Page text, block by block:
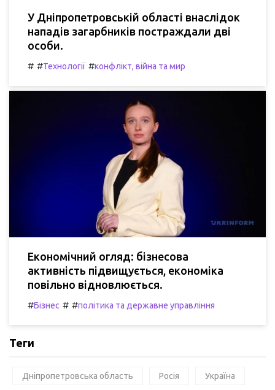
У Дніпропетровській області внаслідок
нападів загарбників постраждали дві
особи.
# #Технології #конфлікт, війна та мир
Економічний огляд: бізнесова
активність підвищується, економіка
повільно відновлюється.
#Бізнес # #політика та державне управління
Теги
Дніпропетровська область Росія Україна